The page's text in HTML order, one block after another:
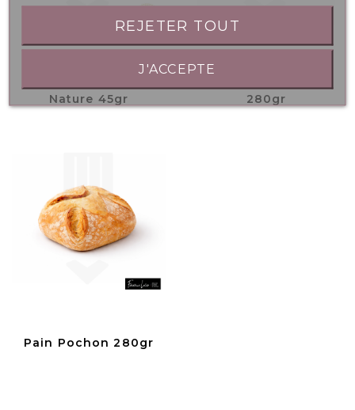
Nature 45gr
280gr
Pain Pochon 280gr
REJETER TOUT
J'ACCEPTE